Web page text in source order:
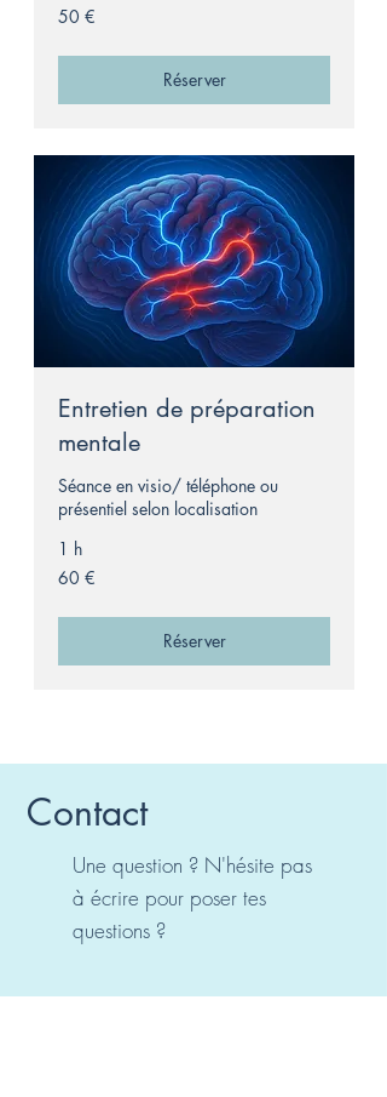
50
euros
50 €
Réserver
Entretien de préparation
mentale
Séance en visio/ téléphone ou
présentiel selon localisation
1 h
60
euros
60 €
Réserver
Contact
Une question ? N'hésite pas
à écrire pour poser tes
questions ?